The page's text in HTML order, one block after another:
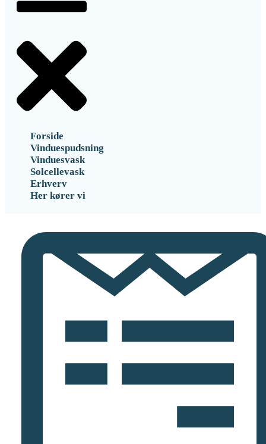
Forside
Vinduespudsning
Vinduesvask
Solcellevask
Erhverv
Her kører vi